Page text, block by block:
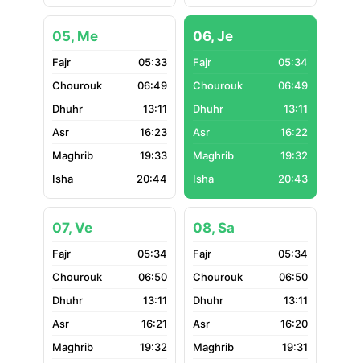
05, Me
05:33
06:49
13:11
16:23
19:33
20:44
06, Je
05:34
06:49
13:11
16:22
19:32
20:43
07, Ve
05:34
06:50
13:11
16:21
19:32
08, Sa
05:34
06:50
13:11
16:20
19:31